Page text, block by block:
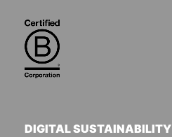
DIGITAL SUSTAINABILITY